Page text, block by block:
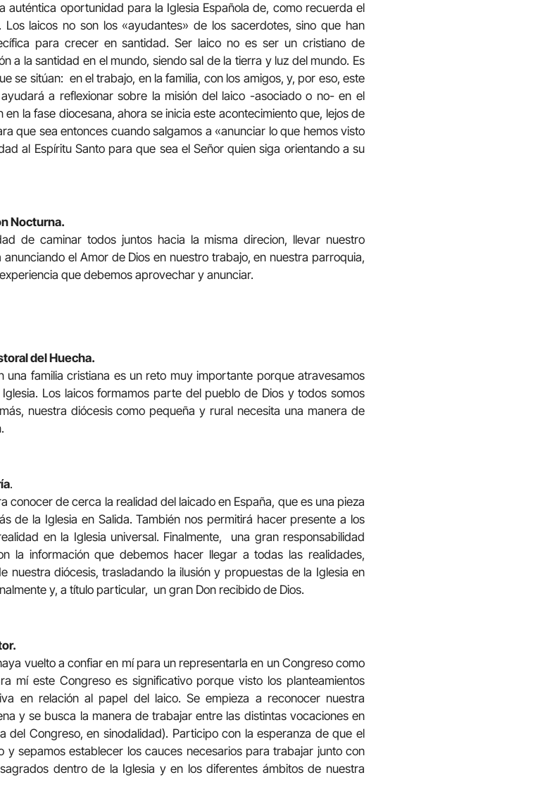
auténtica oportunidad para la Iglesia Española de, como recuerda el
Los laicos no son los «ayudantes» de los sacerdotes, sino que han
para crecer en santidad. Ser laico no es ser un cristiano de
a la santidad en el mundo, siendo sal de la tierra y luz del mundo. Es
se sitúan: en el trabajo, en la familia, con los amigos, y, por eso, este
a reflexionar sobre la misión del laico -asociado o no- en el
la fase diocesana, ahora se inicia este acontecimiento que, lejos de
que sea entonces cuando salgamos a «anunciar lo que hemos visto
al Espíritu Santo para que sea el Señor quien siga orientando a su
Nocturna.
de caminar todos juntos hacia la misma direcion, llevar nuestro
el Amor de Dios en nuestro trabajo, en nuestra parroquia,
que debemos aprovechar y anunciar.
del Huecha.
familia cristiana es un reto muy importante porque atravesamos
Los laicos formamos parte del pueblo de Dios y todos somos
nuestra diócesis como pequeña y rural necesita una manera de
.
conocer de cerca la realidad del laicado en España, que es una pieza
de la Iglesia en Salida. También nos permitirá hacer presente a los
en la Iglesia universal. Finalmente, una gran responsabilidad
la información que debemos hacer llegar a todas las realidades,
nuestra diócesis, trasladando la ilusión y propuestas de la Iglesia en
y, a título particular, un gran Don recibido de Dios.
vuelto a confiar en mí para un representarla en un Congreso como
mí este Congreso es significativo porque visto los planteamientos
en relación al papel del laico. Se empieza a reconocer nuestra
y se busca la manera de trabajar entre las distintas vocaciones en
del Congreso, en sinodalidad). Participo con la esperanza de que el
y sepamos establecer los cauces necesarios para trabajar junto con
dentro de la Iglesia y en los diferentes ámbitos de nuestra